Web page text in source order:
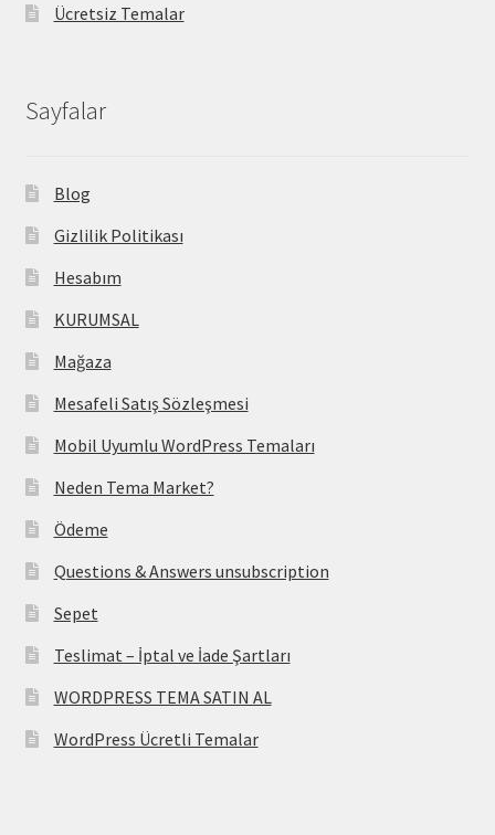
Ücretsiz Temalar
Sayfalar
Blog
Gizlilik Politikası
Hesabım
KURUMSAL
Mağaza
Mesafeli Satış Sözleşmesi
Mobil Uyumlu WordPress Temaları
Neden Tema Market?
Ödeme
Questions & Answers unsubscription
Sepet
Teslimat – İptal ve İade Şartları
WORDPRESS TEMA SATIN AL
WordPress Ücretli Temalar